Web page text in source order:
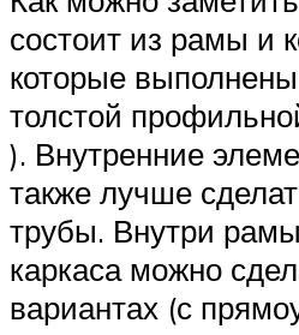
состоит из рамы и
которые
толстой
). Внутренние
также лучше
трубы. Внутри
каркаса можно
вариантах (с